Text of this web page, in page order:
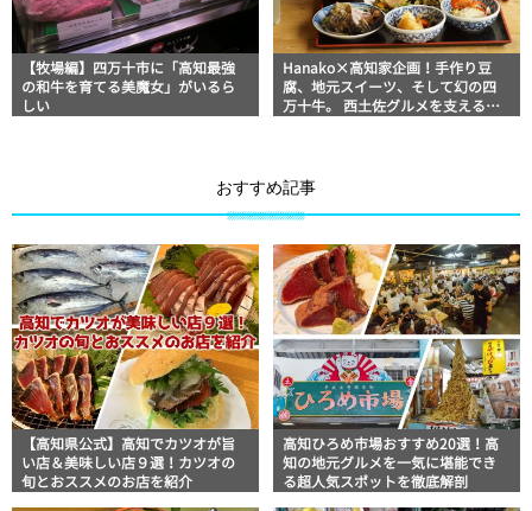
【牧場編】四万十市に「高知最強
の和牛を育てる美魔女」がいるら
しい
Hanako×高知家企画！手作り豆
腐、地元スイーツ、そして幻の四
万十牛。 西土佐グルメを支える
おすすめ記事
【高知県公式】高知でカツオが旨
い店＆美味しい店９選！カツオの
旬とおススメのお店を紹介
高知ひろめ市場おすすめ20選！高
知の地元グルメを一気に堪能でき
る超人気スポットを徹底解剖